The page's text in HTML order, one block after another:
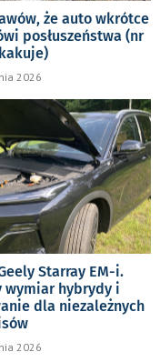
że auto wkrótce
posłuszeństwa (nr
2026
Starray EM-i.
wymiar hybrydy i
dla niezależnych
2026